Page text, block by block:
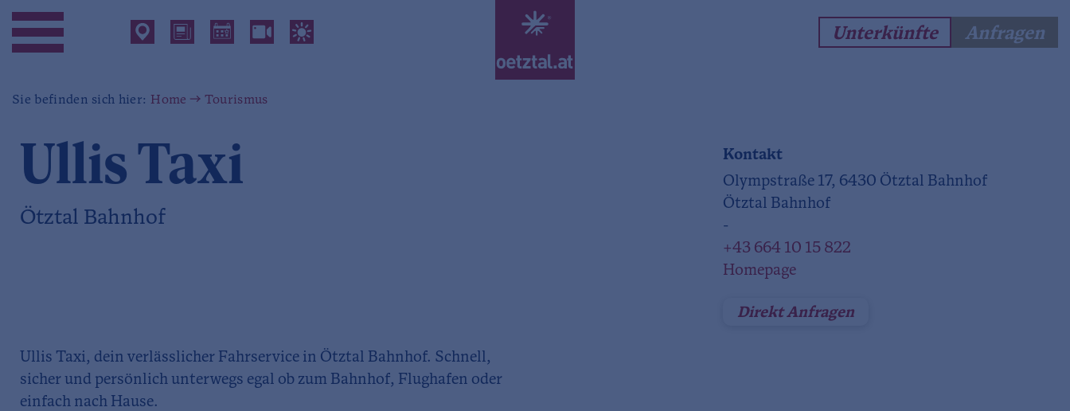
Sie befinden sich hier: Home Tourismus
Ullis Taxi
Ötztal Bahnhof
Kontakt
Olympstraße 17, 6430 Ötztal Bahnhof
Ötztal Bahnhof
-
+43 664 10 15 822
Homepage
Direkt Anfragen
Ullis Taxi, dein verlässlicher Fahrservice in Ötztal Bahnhof. Schnell,
sicher und persönlich unterwegs egal ob zum Bahnhof, Flughafen oder
einfach nach Hause.
Unterkünfte Anfragen